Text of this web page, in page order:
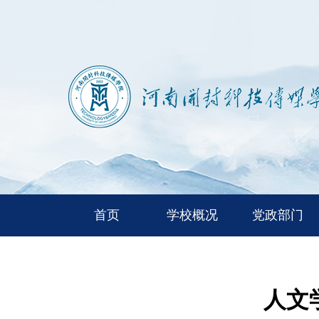
首页 学校概况 党政部门
人文